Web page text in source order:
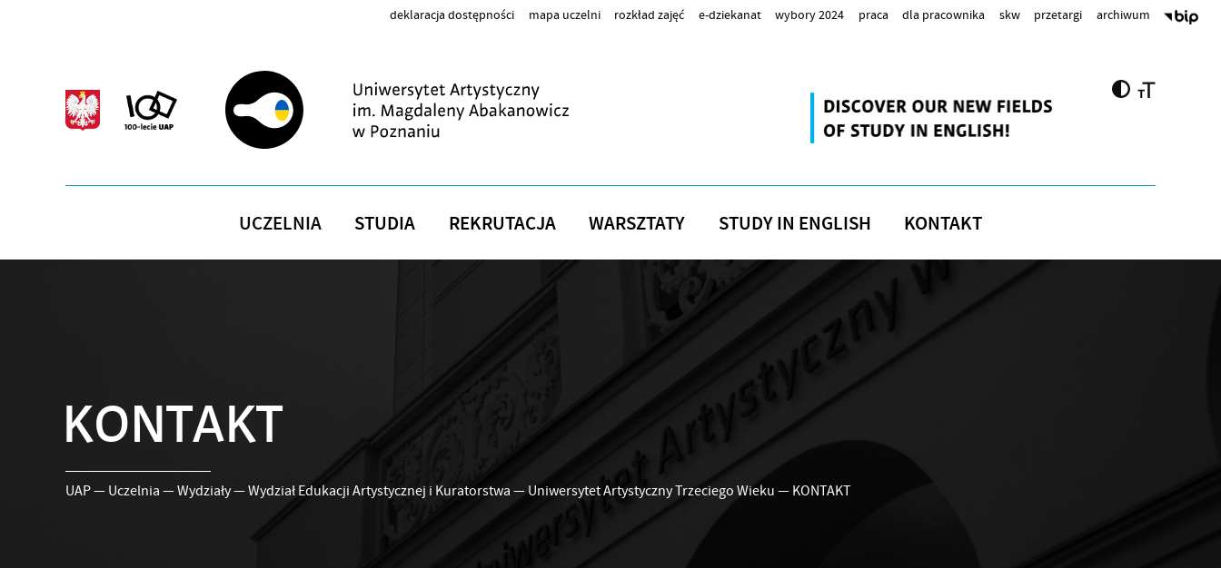
deklaracja dostępności mapa uczelni rozkład zajęć e-dziekanat wybory 2024 praca dla pracownika skw przetargi archiwum
UCZELNIA STUDIA REKRUTACJA WARSZTATY STUDY IN ENGLISH KONTAKT
KONTAKT
UAP— Uczelnia —Wydziały—Wydział Edukacji Artystycznej i Kuratorstwa — Uniwersytet Artystyczny Trzeciego Wieku — KONTAKT